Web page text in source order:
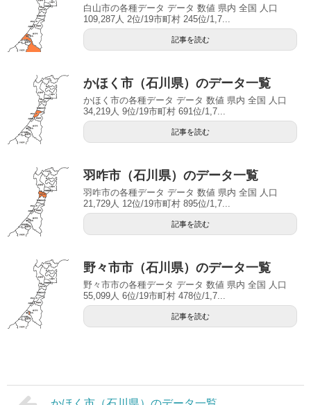
白山市の各種データ データ 数値 県内 全国 人口
109,287人 2位/19市町村 245位/1,7...
記事を読む
かほく市（石川県）のデータ一覧
かほく市の各種データ データ 数値 県内 全国 人口
34,219人 9位/19市町村 691位/1,7...
記事を読む
羽咋市（石川県）のデータ一覧
羽咋市の各種データ データ 数値 県内 全国 人口
21,729人 12位/19市町村 895位/1,7...
記事を読む
野々市市（石川県）のデータ一覧
野々市市の各種データ データ 数値 県内 全国 人口
55,099人 6位/19市町村 478位/1,7...
記事を読む